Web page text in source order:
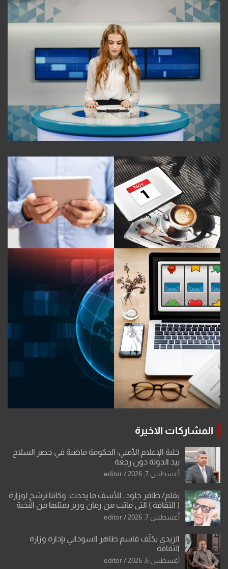
المشاركات الاخيرة
خلية الإعلام الأمني: الحكومة ماضية في حصر السلاح
بيد الدولة دون رجعة
أغسطس 7, 2026 editor
بقلم/ ظافر جلود.. للأسف ما يحدث .وكاننا نرشح لوزارة
( الثقافة ) التي ماتت من زمان وزير يمثلها من النخبة
والإرث العظيم للثقافة العراقية..
أغسطس 7, 2026 editor
الزيدي يكلّف قاسم طاهر السوداني بإدارة وزارة
الثقافة
أغسطس 6, 2026 editor